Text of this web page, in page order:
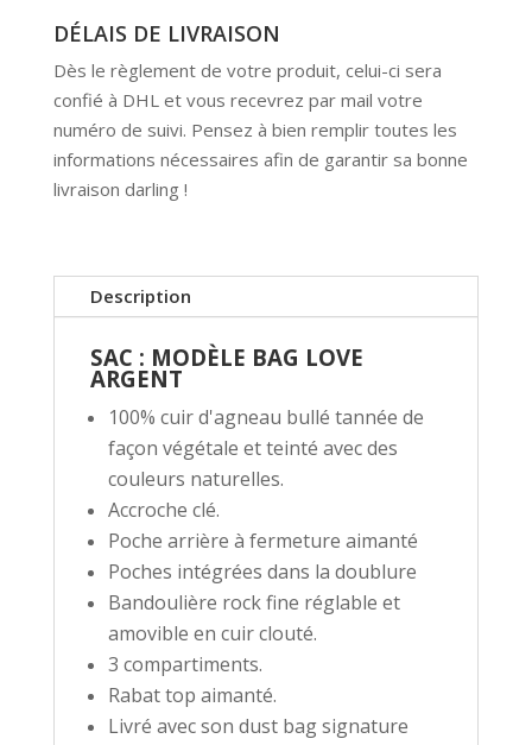
DÉLAIS DE LIVRAISON
Dès le règlement de votre produit, celui-ci sera
confié à DHL et vous recevrez par mail votre
numéro de suivi. Pensez à bien remplir toutes les
informations nécessaires afin de garantir sa bonne
livraison darling !
Description
SAC : MODÈLE BAG LOVE
ARGENT
100% cuir d'agneau bullé tannée de
façon végétale et teinté avec des
couleurs naturelles.
Accroche clé.
Poche arrière à fermeture aimanté
Poches intégrées dans la doublure
Bandoulière rock fine réglable et
amovible en cuir clouté.
3 compartiments.
Rabat top aimanté.
Livré avec son dust bag signature